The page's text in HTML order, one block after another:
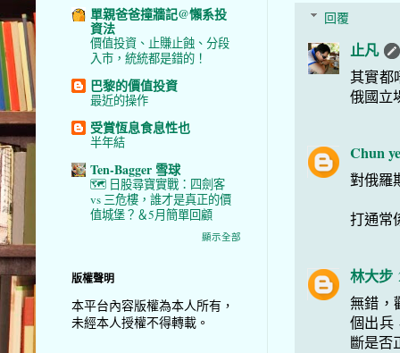
回覆
止凡
其實都
俄國立
Chun
對俄羅
打通常
林大步
無錯，
個出兵
斷是否
單親爸爸撞牆記@懶系投
資法
價值投資、止賺止蝕、分段
入市，統統都是錯的！
巴黎的價值投資
最近的操作
受賞恆息食息性也
半年結
Ten-Bagger 雪球
🗺️ 日股尋寶實戰：四劍客
vs 三危樓，誰才是真正的價
值城堡？＆5月簡單回顧
顯示全部
版權聲明
本平台內容版權為本人所有，
未經本人授權不得轉載。